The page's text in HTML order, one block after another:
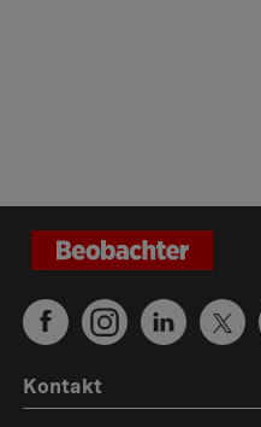
Kontakt